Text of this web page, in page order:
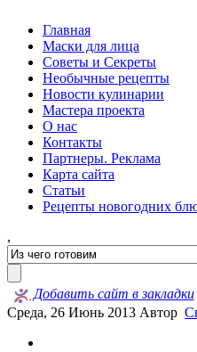
Главная
Маски для лица
Советы и Секреты
Необычные рецепты
Новости кулинарии
Мастера проекта
О нас
Контакты
Партнеры. Реклама
Карта сайта
Статьи
Рецепты новогодних
,
Добавить сайт в закладки
Среда, 26 Июнь 2013 Автор